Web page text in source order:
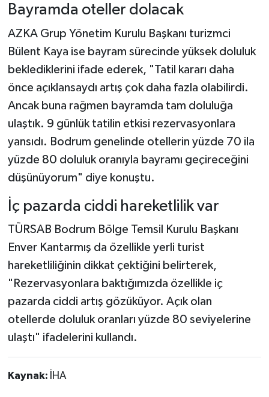
Bayramda oteller dolacak
AZKA Grup Yönetim Kurulu Başkanı turizmci
Bülent Kaya ise bayram sürecinde yüksek doluluk
beklediklerini ifade ederek, "Tatil kararı daha
önce açıklansaydı artış çok daha fazla olabilirdi.
Ancak buna rağmen bayramda tam doluluğa
ulaştık. 9 günlük tatilin etkisi rezervasyonlara
yansıdı. Bodrum genelinde otellerin yüzde 70 ila
yüzde 80 doluluk oranıyla bayramı geçireceğini
düşünüyorum" diye konuştu.
İç pazarda ciddi hareketlilik var
TÜRSAB Bodrum Bölge Temsil Kurulu Başkanı
Enver Kantarmış da özellikle yerli turist
hareketliliğinin dikkat çektiğini belirterek,
"Rezervasyonlara baktığımızda özellikle iç
pazarda ciddi artış gözüküyor. Açık olan
otellerde doluluk oranları yüzde 80 seviyelerine
ulaştı" ifadelerini kullandı.
Kaynak: İHA